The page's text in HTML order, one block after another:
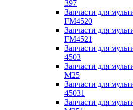
397
Запчасти для
FM4520
Запчасти для
FM4521
Запчасти для
4503
Запчасти для
M25
Запчасти для
45031
Запчасти для